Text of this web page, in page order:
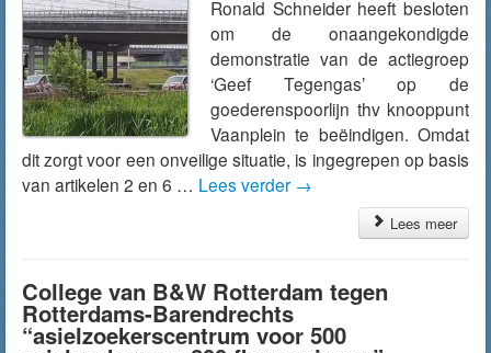
Ronald Schneider heeft besloten
om de onaangekondigde
demonstratie van de actiegroep
‘Geef Tegengas’ op de
goederenspoorlijn thv knooppunt
Vaanplein te beëindigen. Omdat
dit zorgt voor een onveilige situatie, is ingegrepen op basis
van artikelen 2 en 6 … Lees verder →
Lees meer
College van B&W Rotterdam tegen
Rotterdams-Barendrechts
“asielzoekerscentrum voor 500